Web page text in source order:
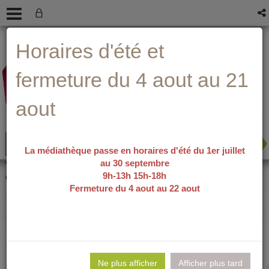
menu
contenu
recherche
Vous êtes ici :
Détail du
document
Qui après nous
Horaires d'été et
fermeture du 4 aout au 21
aout
La médiathèque passe en horaires d'été du 1er juillet
au 30 septembre
9h-13h 15h-18h
Fermeture du 4 aout au 22 aout
Ne plus afficher Afficher plus tard